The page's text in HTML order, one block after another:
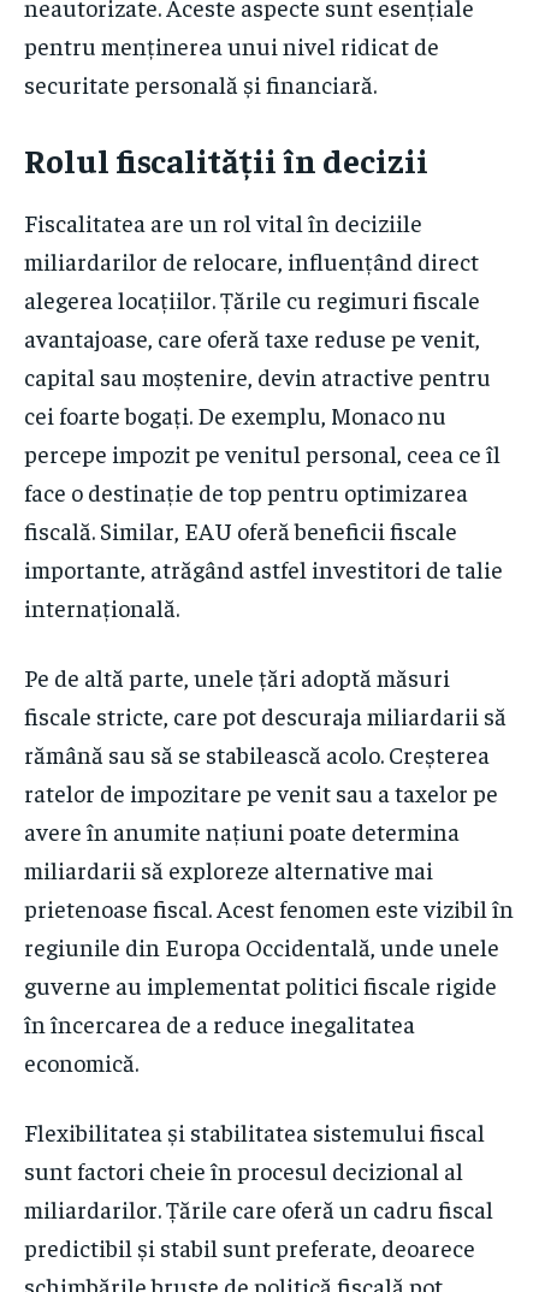
neautorizate. Aceste aspecte sunt esențiale
pentru menținerea unui nivel ridicat de
securitate personală și financiară.
Rolul fiscalității în decizii
Fiscalitatea are un rol vital în deciziile
miliardarilor de relocare, influențând direct
alegerea locațiilor. Țările cu regimuri fiscale
avantajoase, care oferă taxe reduse pe venit,
capital sau moștenire, devin atractive pentru
cei foarte bogați. De exemplu, Monaco nu
percepe impozit pe venitul personal, ceea ce îl
face o destinație de top pentru optimizarea
fiscală. Similar, EAU oferă beneficii fiscale
importante, atrăgând astfel investitori de talie
internațională.
Pe de altă parte, unele țări adoptă măsuri
fiscale stricte, care pot descuraja miliardarii să
rămână sau să se stabilească acolo. Creșterea
ratelor de impozitare pe venit sau a taxelor pe
avere în anumite națiuni poate determina
miliardarii să exploreze alternative mai
prietenoase fiscal. Acest fenomen este vizibil în
regiunile din Europa Occidentală, unde unele
guverne au implementat politici fiscale rigide
în încercarea de a reduce inegalitatea
economică.
Flexibilitatea și stabilitatea sistemului fiscal
sunt factori cheie în procesul decizional al
miliardarilor. Țările care oferă un cadru fiscal
predictibil și stabil sunt preferate, deoarece
schimbările bruște de politică fiscală pot